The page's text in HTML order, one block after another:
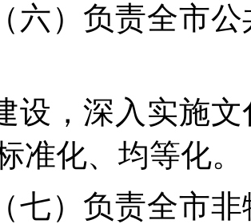
（六）负责全市
设，深入实施
准化、均等化。
（七）负责全市